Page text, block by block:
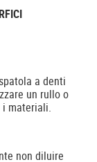
a denti
un rullo o
i materiali.
non diluire